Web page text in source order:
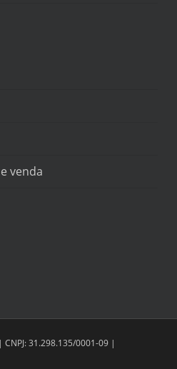
venda
31.298.135/0001-09 |